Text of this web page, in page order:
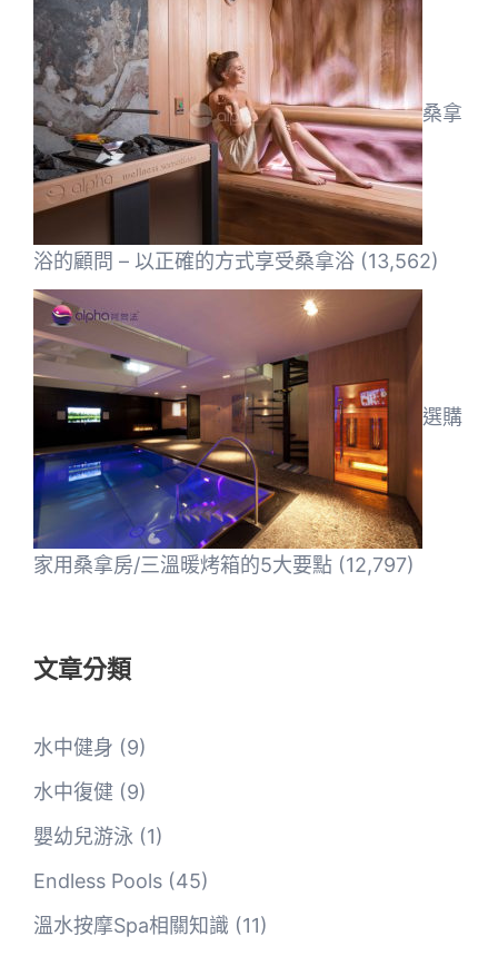
桑拿
浴的顧問 – 以正確的方式享受桑拿浴 (13,562)
選購
家用桑拿房/三溫暖烤箱的5大要點 (12,797)
文章分類
水中健身 (9)
水中復健 (9)
嬰幼兒游泳 (1)
Endless Pools (45)
溫水按摩Spa相關知識 (11)